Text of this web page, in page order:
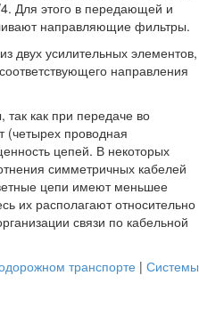
Для этого в передающей и
направляющие фильтры.
двух усилительных элементов,
направления
как при передаче во
(четырех проводная
цепей. В некоторых
симметричных кабелей
цепи имеют меньшее
их располагают относительно
связи по кабельной
транспорте | Системы